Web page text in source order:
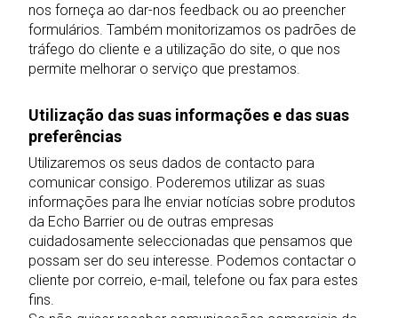
nos forneça ao dar-nos feedback ou ao preencher
formulários. Também monitorizamos os padrões de
tráfego do cliente e a utilização do site, o que nos
permite melhorar o serviço que prestamos.
Utilização das suas informações e das suas
preferências
Utilizaremos os seus dados de contacto para
comunicar consigo. Poderemos utilizar as suas
informações para lhe enviar notícias sobre produtos
da Echo Barrier ou de outras empresas
cuidadosamente seleccionadas que pensamos que
possam ser do seu interesse. Podemos contactar o
cliente por correio, e-mail, telefone ou fax para estes
fins.